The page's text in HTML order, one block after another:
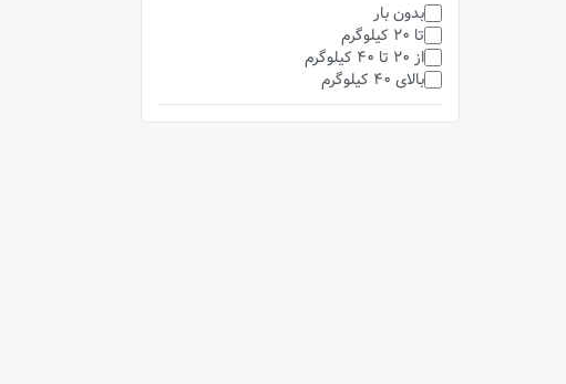
بدون بار
تا 20 کیلوگرم
از 20 تا 40 کیلوگرم
بالای 40 کیلوگرم